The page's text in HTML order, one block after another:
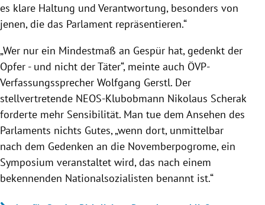
es klare Haltung und Verantwortung, besonders von
jenen, die das Parlament repräsentieren.“
„Wer nur ein Mindestmaß an Gespür hat, gedenkt der
Opfer - und nicht der Täter“, meinte auch ÖVP-
Verfassungssprecher Wolfgang Gerstl. Der
stellvertretende NEOS-Klubobmann Nikolaus Scherak
forderte mehr Sensibilität. Man tue dem Ansehen des
Parlaments nichts Gutes, „wenn dort, unmittelbar
nach dem Gedenken an die Novemberpogrome, ein
Symposium veranstaltet wird, das nach einem
bekennenden Nationalsozialisten benannt ist.“